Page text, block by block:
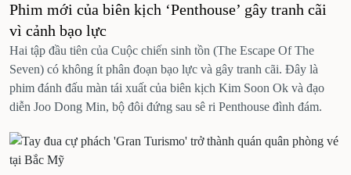
Phim mới của biên kịch ‘Penthouse’ gây tranh cãi
vì cảnh bạo lực
Hai tập đầu tiên của Cuộc chiến sinh tồn (The Escape Of The
Seven) có không ít phân đoạn bạo lực và gây tranh cãi. Đây là
phim đánh đấu màn tái xuất của biên kịch Kim Soon Ok và đạo
diễn Joo Dong Min, bộ đôi đứng sau sê ri Penthouse đình đám.